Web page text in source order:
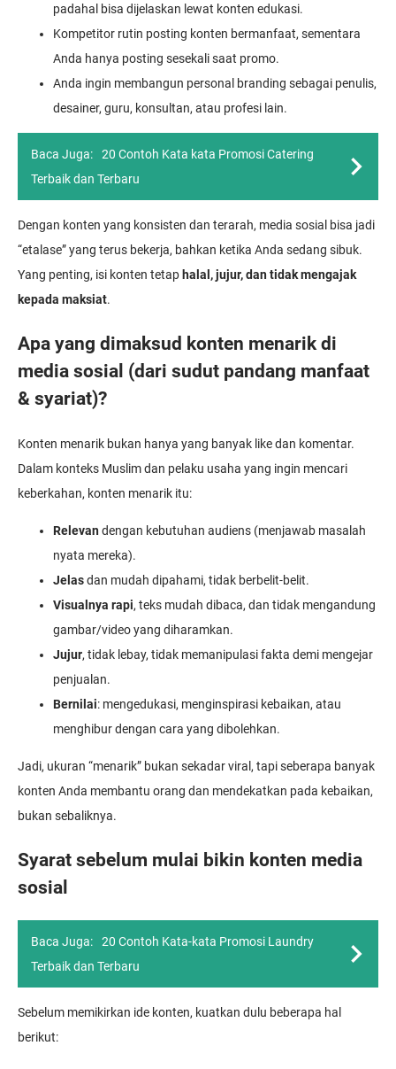
padahal bisa dijelaskan lewat konten edukasi.
Kompetitor rutin posting konten bermanfaat, sementara
Anda hanya posting sesekali saat promo.
Anda ingin membangun personal branding sebagai penulis,
desainer, guru, konsultan, atau profesi lain.
Baca Juga:
20 Contoh Kata kata Promosi Catering
Terbaik dan Terbaru
Dengan konten yang konsisten dan terarah, media sosial bisa jadi
“etalase” yang terus bekerja, bahkan ketika Anda sedang sibuk.
Yang penting, isi konten tetap halal, jujur, dan tidak mengajak
kepada maksiat.
Apa yang dimaksud konten menarik di
media sosial (dari sudut pandang manfaat
& syariat)?
Konten menarik bukan hanya yang banyak like dan komentar.
Dalam konteks Muslim dan pelaku usaha yang ingin mencari
keberkahan, konten menarik itu:
Relevandengan kebutuhan audiens (menjawab masalah
nyata mereka).
Jelasdan mudah dipahami, tidak berbelit-belit.
Visualnya rapi, teks mudah dibaca, dan tidak mengandung
gambar/video yang diharamkan.
Jujur, tidak lebay, tidak memanipulasi fakta demi mengejar
penjualan.
Bernilai: mengedukasi, menginspirasi kebaikan, atau
menghibur dengan cara yang dibolehkan.
Jadi, ukuran “menarik” bukan sekadar viral, tapi seberapa banyak
konten Anda membantu orang dan mendekatkan pada kebaikan,
bukan sebaliknya.
Syarat sebelum mulai bikin konten media
sosial
Baca Juga:
20 Contoh Kata-kata Promosi Laundry
Terbaik dan Terbaru
Sebelum memikirkan ide konten, kuatkan dulu beberapa hal
berikut: